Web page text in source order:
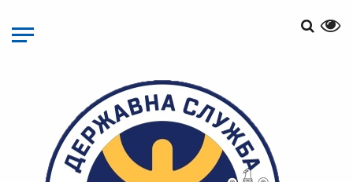
основного
матеріалу